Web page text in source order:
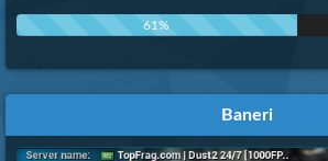
61%
Baneri